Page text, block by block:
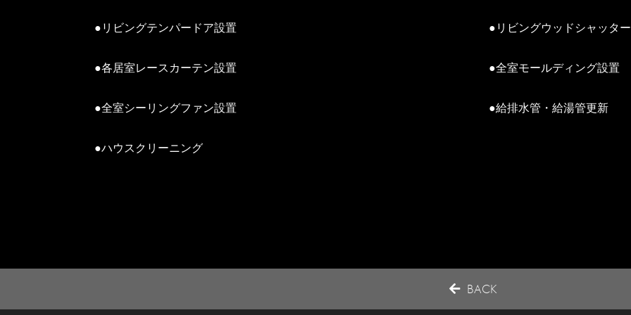
●リビングテンパードア設置 ●リビングウッドシャッタ
●各居室レースカーテン設置 ●全室モールディング設置
●全室シーリングファン設置 ●給排水管・給湯管更新
●ハウスクリーニング
BACK